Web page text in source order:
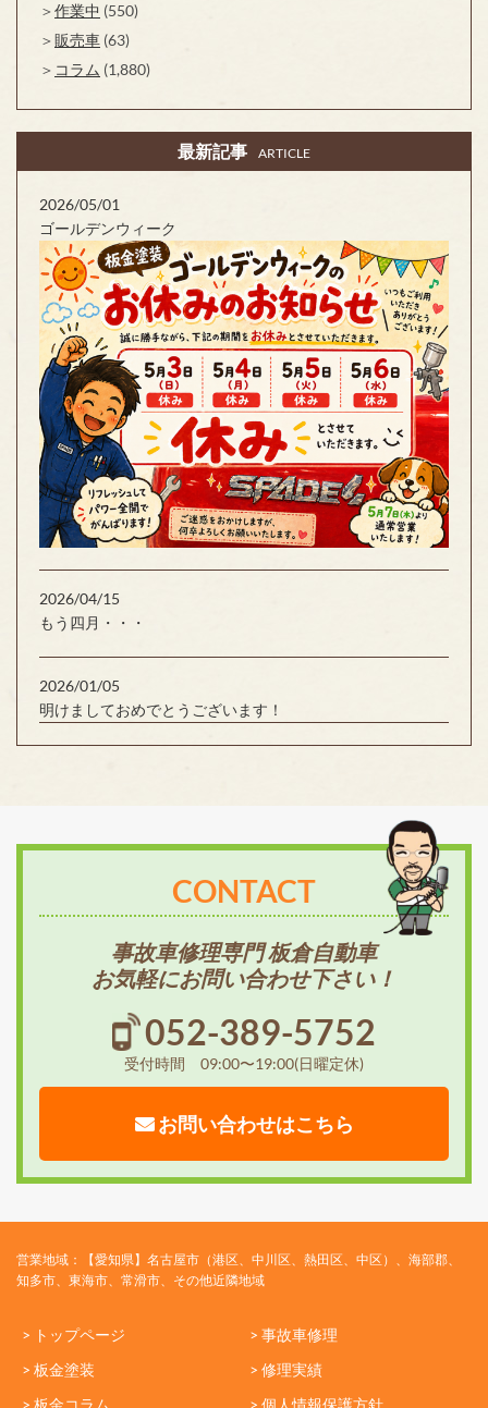
作業中 (550)
販売車 (63)
コラム (1,880)
最新記事 ARTICLE
2026/05/01
ゴールデンウィーク
2026/04/15
もう四月・・・
2026/01/05
明けましておめでとうございます！
CONTACT
事故車修理専門 板倉自動車
お気軽にお問い合わせ下さい！
052-389-5752
受付時間 09:00〜19:00(日曜定休)
お問い合わせはこちら
営業地域：【愛知県】名古屋市（港区、中川区、熱田区、中区）、海部郡、
知多市、東海市、常滑市、その他近隣地域
> トップページ
> 事故車修理
> 板金塗装
> 修理実績